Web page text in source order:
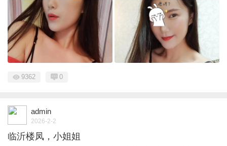
9362 0
admin
2026-2-2
临沂楼凤，小姐姐